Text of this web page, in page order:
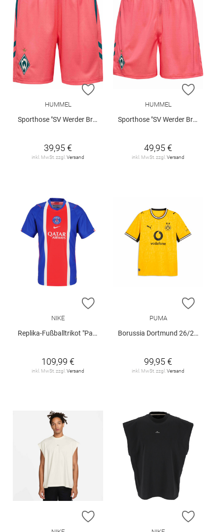
ZUR WUNSCHLISTE HINZUFÜGEN
HUMMEL
Sporthose "SV Werder Bremen 3rd 2026/27 Kids"
39,95 €
inkl. MwSt. zzgl. Versand
ZUR
HUMMEL
Sporthose "SV Werder Bremen 3rd 2026/27"
49,95 €
inkl. MwSt. zzgl. Versand
ZUR WUNSCHLISTE HINZUFÜGEN
NIKE
Replika-Fußballtrikot "Paris Saint-Germain 2026/27 Heim"
109,99 €
inkl. MwSt. zzgl. Versand
ZUR
PUMA
Borussia Dortmund 26/27 Heimtrikot
99,95 €
inkl. MwSt. zzgl. Versand
ZUR WUNSCHLISTE HINZUFÜGEN
ZUR